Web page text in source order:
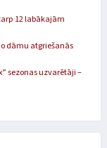
12 labākajām
dāmu atgriešanās
sezonas uzvarētāji –